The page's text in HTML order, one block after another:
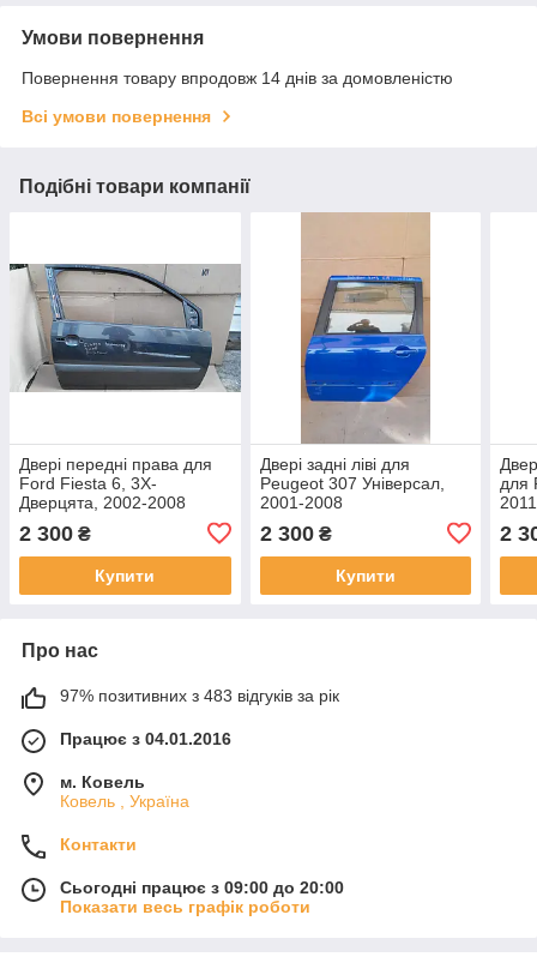
Умови повернення
Повернення товару впродовж 14 днів за домовленістю
Всі умови повернення
Подібні товари компанії
Двері передні права для
Ford Fiesta 6, 3Х-
Дверцята, 2002-2008
2 300 ₴
Купити
Двері задні ліві для
Peugeot 307 Універсал,
2001-2008
2 300₴
Купити
для
2011
2
Про нас
97% позитивних з 483 відгуків за рік
Працює з 04.01.2016
м. Ковель
Ковель , Україна
Контакти
Сьогодні працює з 09:00 до 20:00
Показати весь графік роботи